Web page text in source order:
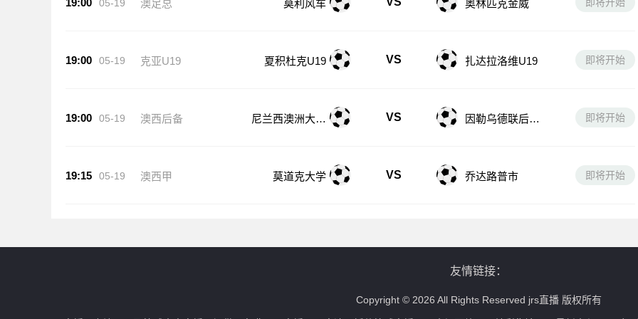
克亚U19 夏积杜克U19 VS 扎达拉洛维U19 即将开始
澳西后备
尼兰西澳洲大学
后备队
VS
因勒乌德联后备
队
即将开始
澳西甲 莫道克大学 VS 乔达路普市 即将开始
友情链接：
Copyright © 2026 All Rights Reserved jrs直播 版权所有
jrs直播网专注NBA及篮球赛事直播，提供jrs免费NBA直播、jrs高清无插件篮球直播、jrs全场回放、jrs精彩集锦、jrs最新赛程，同时